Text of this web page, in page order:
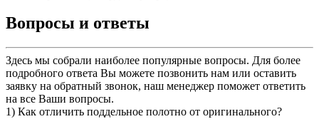
Вопросы и ответы
Здесь мы собрали наиболее популярные вопросы. Для более
подробного ответа Вы можете позвонить нам или оставить
заявку на обратный звонок, наш менеджер поможет ответить
на все Ваши вопросы.
1) Как отличить поддельное полотно от оригинального?